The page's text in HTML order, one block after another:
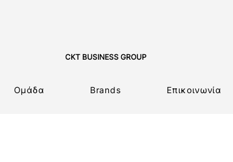
Ομάδα Brands Επικοινωνία
CKT BUSINESS GROUP